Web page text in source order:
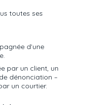
toutes ses
d’une
par un client, un
dénonciation –
un courtier.